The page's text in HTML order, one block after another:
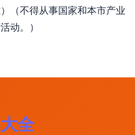
（不得从事国家和本市产业
动。）
全